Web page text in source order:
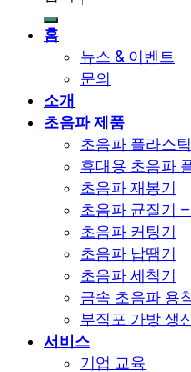
홈
뉴스 & 이벤트
문의
소개
초음파 제품
초음파 플라스
휴대용 초음파
초음파 재봉기
초음파 균질기
초음파 커팅기
초음파 납땜기
초음파 세척기
금속 초음파 용
부직포 가방 생
서비스
기업 교육